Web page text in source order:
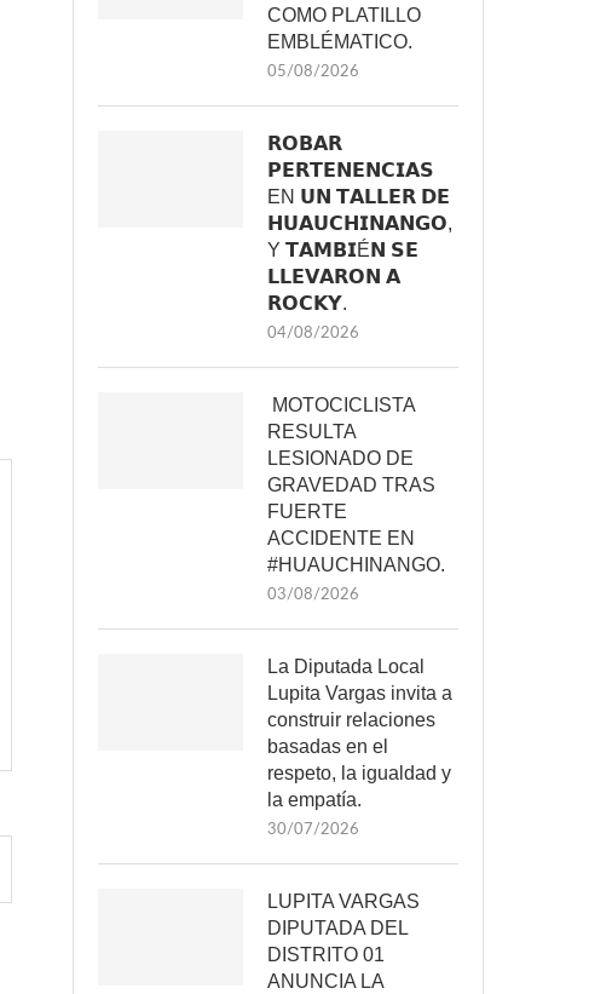
COMO PLATILLO
EMBLÉMATICO.
05/08/2026
𝗥𝗢𝗕𝗔𝗥
𝗣𝗘𝗥𝗧𝗘𝗡𝗘𝗡𝗖𝗜𝗔𝗦
EN 𝗨𝗡 𝗧𝗔𝗟𝗟𝗘𝗥 𝗗𝗘
𝗛𝗨𝗔𝗨𝗖𝗛𝗜𝗡𝗔𝗡𝗚𝗢,
Y 𝗧𝗔𝗠𝗕𝗜É𝗡 𝗦𝗘
𝗟𝗟𝗘𝗩𝗔𝗥𝗢𝗡 𝗔
𝗥𝗢𝗖𝗞𝗬.
04/08/2026
MOTOCICLISTA
RESULTA
LESIONADO DE
GRAVEDAD TRAS
FUERTE
ACCIDENTE EN
#HUAUCHINANGO.
03/08/2026
La Diputada Local
Lupita Vargas invita a
construir relaciones
basadas en el
respeto, la igualdad y
la empatía.
30/07/2026
LUPITA VARGAS
DIPUTADA DEL
DISTRITO 01
ANUNCIA LA